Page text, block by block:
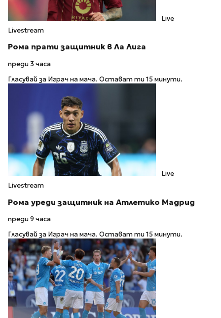
Live
Livestream
Рома прати защитник в Ла Лига
преди 3 часа
Гласувай за Играч на мача. Остават ти 15 минути.
Live
Livestream
Рома уреди защитник на Атлетико Мадрид
преди 9 часа
Гласувай за Играч на мача. Остават ти 15 минути.